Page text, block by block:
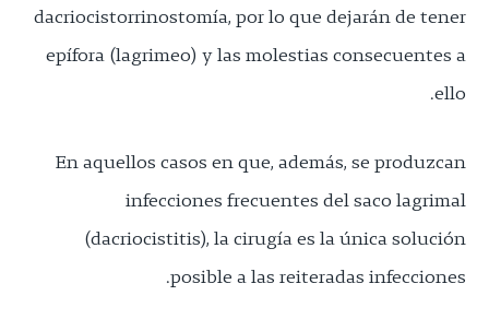
dacriocistorrinostomía, por lo que dejarán de tener
epífora (lagrimeo) y las molestias consecuentes a
ello.
En aquellos casos en que, además, se produzcan
infecciones frecuentes del saco lagrimal
(dacriocistitis), la cirugía es la única solución
posible a las reiteradas infecciones.